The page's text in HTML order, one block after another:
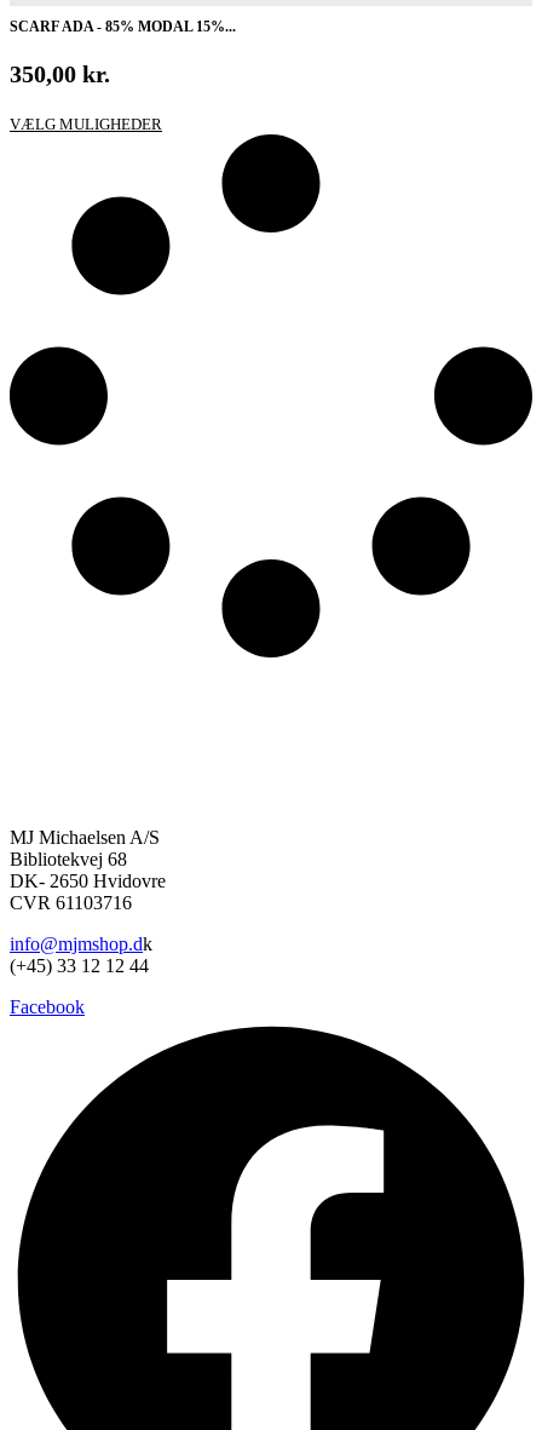
SCARF ADA - 85% MODAL 15%...
350,00 kr.
VÆLG MULIGHEDER
varianter.
Mulighederne
kan
vælges
MJ Michaelsen A/S
Bibliotekvej 68
DK- 2650 Hvidovre
CVR 61103716
info@mjmshop.dk
(+45) 33 12 12 44
Facebook